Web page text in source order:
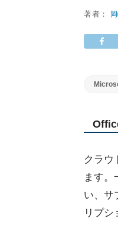
著者：
クラウ
ます。
い、サ
リプシ